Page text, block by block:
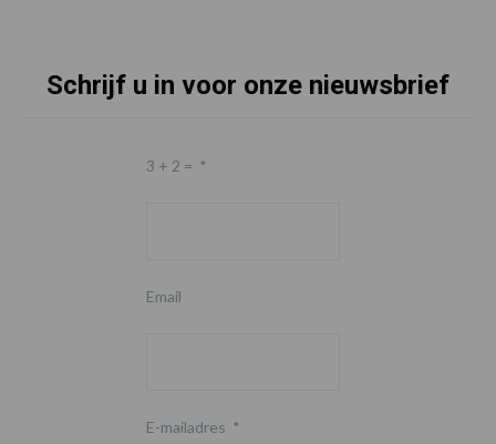
Schrijf u in voor onze nieuwsbrief
3 + 2 = *
Email
E-mailadres *